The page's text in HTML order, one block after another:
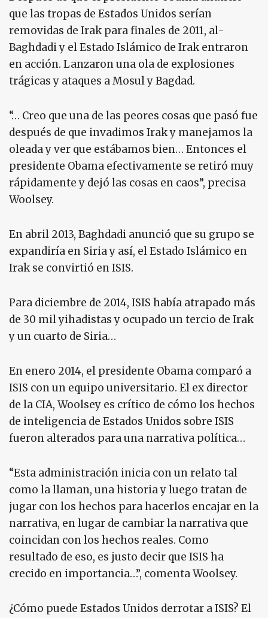
que las tropas de Estados Unidos serían
removidas de Irak para finales de 2011, al-
Baghdadi y el Estado Islámico de Irak entraron
en acción. Lanzaron una ola de explosiones
trágicas y ataques a Mosul y Bagdad.
“… Creo que una de las peores cosas que pasó fue
después de que invadimos Irak y manejamos la
oleada y ver que estábamos bien… Entonces el
presidente Obama efectivamente se retiró muy
rápidamente y dejó las cosas en caos”, precisa
Woolsey.
En abril 2013, Baghdadi anunció que su grupo se
expandiría en Siria y así, el Estado Islámico en
Irak se convirtió en ISIS.
Para diciembre de 2014, ISIS había atrapado más
de 30 mil yihadistas y ocupado un tercio de Irak
y un cuarto de Siria…
En enero 2014, el presidente Obama comparó a
ISIS con un equipo universitario. El ex director
de la CIA, Woolsey es crítico de cómo los hechos
de inteligencia de Estados Unidos sobre ISIS
fueron alterados para una narrativa política…
“Esta administración inicia con un relato tal
como la llaman, una historia y luego tratan de
jugar con los hechos para hacerlos encajar en la
narrativa, en lugar de cambiar la narrativa que
coincidan con los hechos reales. Como
resultado de eso, es justo decir que ISIS ha
crecido en importancia…”, comenta Woolsey.
¿Cómo puede Estados Unidos derrotar a ISIS? El